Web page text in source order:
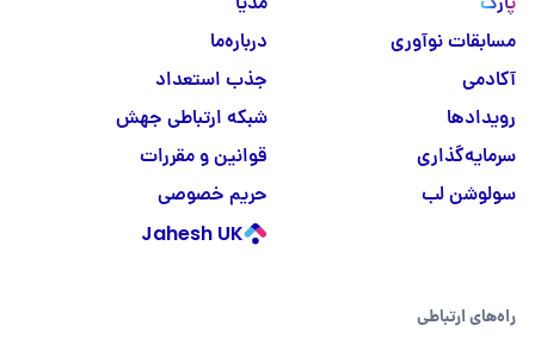
مسابقات نوآوری
آکادمی
رویدادها
سرمایه‌گذاری
سولوشن لب
درباره‌ما
جذب استعداد
شبکه ارتباطی جهش
قوانین و مقررات
حریم خصوصی
Jahesh UK
راه‌های ارتباطی